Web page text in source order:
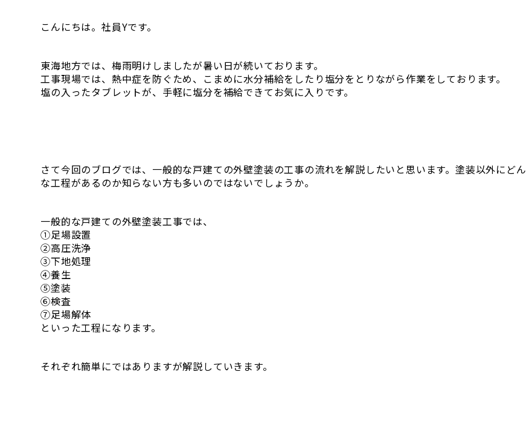
こんにちは。社員Yです。
東海地方では、梅雨明けしましたが暑い日が続いております。
工事現場では、熱中症を防ぐため、こまめに水分補給をしたり塩分をとりながら作業をしております。
塩の入ったタブレットが、手軽に塩分を補給できてお気に入りです。
さて今回のブログでは、一般的な戸建ての外壁塗装の工事の流れを解説したいと思います。塗装以外にどん
な工程があるのか知らない方も多いのではないでしょうか。
一般的な戸建ての外壁塗装工事では、
①足場設置
②高圧洗浄
③下地処理
④養生
⑤塗装
⑥検査
⑦足場解体
といった工程になります。
それぞれ簡単にではありますが解説していきます。